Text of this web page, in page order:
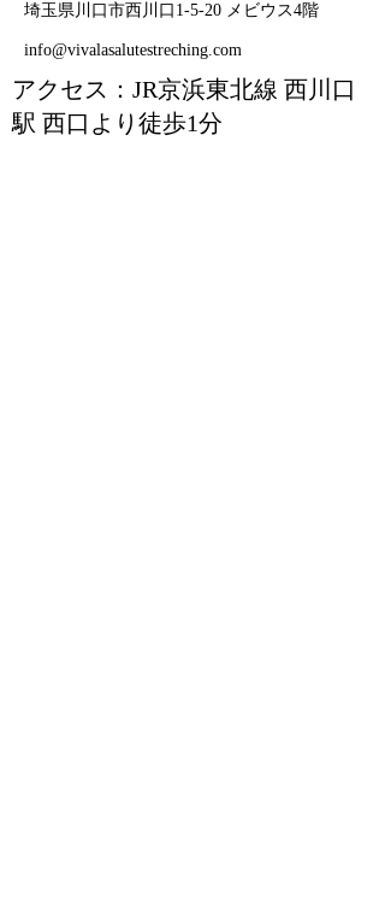
埼玉県川口市西川口1-5-20 メビウス4階
info@vivalasalutestreching.com
アクセス：JR京浜東北線 西川口
駅 西口より徒歩1分